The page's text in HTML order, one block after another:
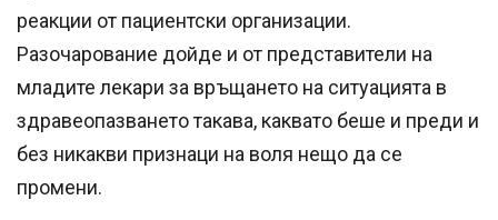
реакции от пациентски организации.
Разочарование дойде и от представители на
младите лекари за връщането на ситуацията в
здравеопазването такава, каквато беше и преди и
без никакви признаци на воля нещо да се
промени.